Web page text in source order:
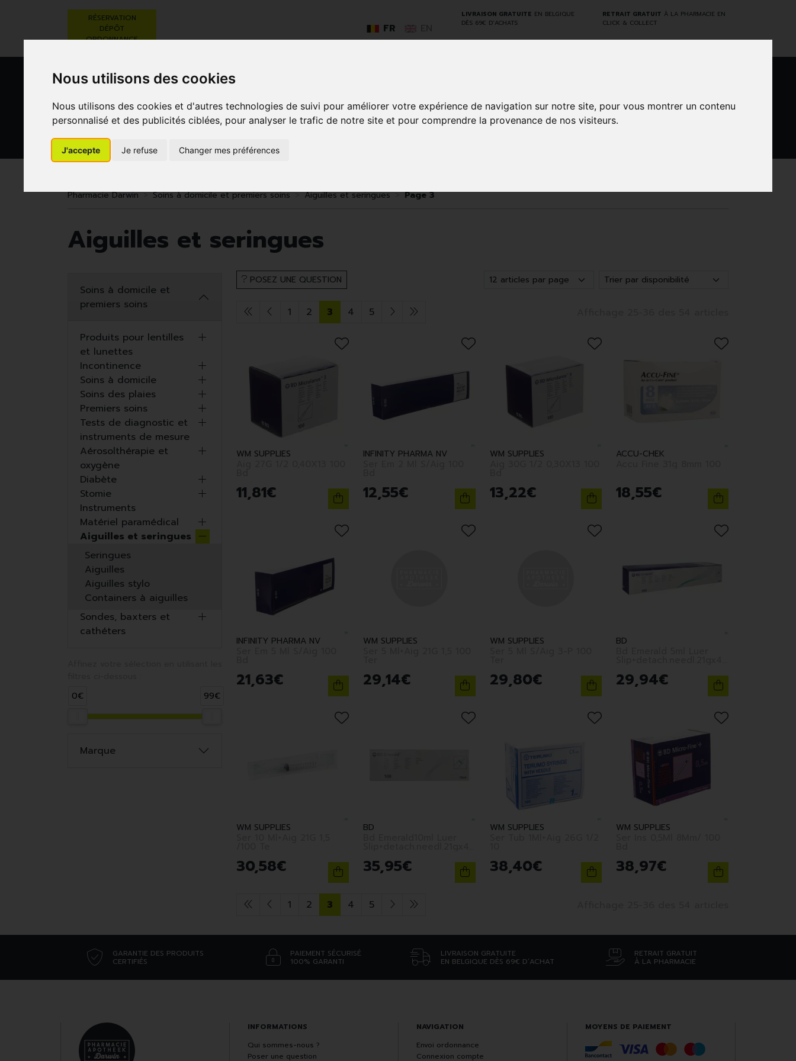
Nous utilisons des cookies
Nous utilisons des cookies et d'autres technologies de suivi pour améliorer votre expérience de navigation sur notre site, pour vous montrer un contenu
personnalisé et des publicités ciblées, pour analyser le trafic de notre site et pour comprendre la provenance de nos visiteurs.
J'accepte Je refuse Changer mes préférences
LIVRAISON GRATUITE EN BELGIQUE
DÈS 69€ D’ACHATS
RETRAIT GRATUIT À LA PHARMACIE EN
CLICK & COLLECT
FR
RÉSERVATION
DÉPÔT
ORDONNANCE
GO
BEAUTÉ,
SOINS ET
RÉGIME,
GROSSESSE
Pharmacie Darwin Soins à domicile et premiers soins Aiguilles et seringues Page 3
Aiguilles et seringues
POSEZ UNE QUESTION
1 2 3 4 5
WM SUPPLIES
11,81€
INFINITY PHARMA NV
12,55€
WM SUPPLIES
13,22€
ACCU-CHEK
18,55€
INFINITY PHARMA NV
21,63€
WM SUPPLIES
29,14€
WM SUPPLIES
29,80€
BD
29,94€
WM SUPPLIES
30,58€
BD
35,95€
WM SUPPLIES
38,40€
WM SUPPLIES
38,97€
1 2 3 4 5
Soins à domicile et
premiers soins
Produits pour lentilles
et lunettes
Incontinence
Soins à domicile
Soins des plaies
Premiers soins
Tests de diagnostic et
instruments de mesure
Aérosolthérapie et
oxygène
Diabète
Stomie
Instruments
Matériel paramédical
Aiguilles et seringues
Seringues
Aiguilles
Aiguilles stylo
Containers à aiguilles
Sondes, baxters et
cathéters
0€
99€
Marque
GARANTIE DES PRODUITS
CERTIFIÉS
PAIEMENT SÉCURISÉ
100% GARANTI
LIVRAISON GRATUITE
EN BELGIQUE DÈS 69€ D’ACHAT
RETRAIT GRATUIT
À LA PHARMACIE
INFORMATIONS
Qui sommes-nous ?
Poser une question
NAVIGATION
Envoi ordonnance
Connexion compte
MOYENS DE PAIEMENT